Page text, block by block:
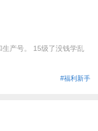
产号。 15级了没钱学乱
#福利新手